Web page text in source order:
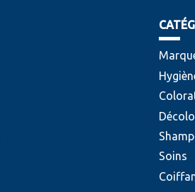
Soins